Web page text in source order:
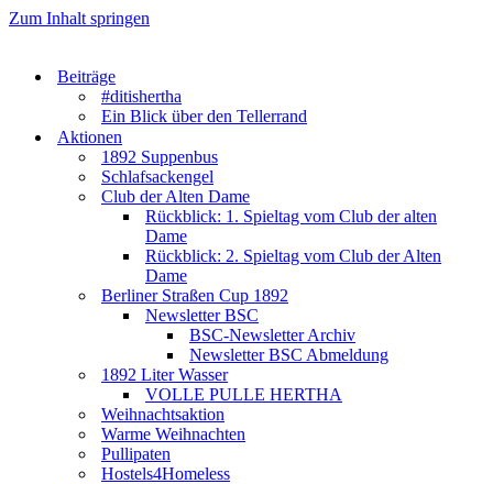
Zum Inhalt springen
Beiträge
#ditishertha
Ein Blick über den Tellerrand
Aktionen
1892 Suppenbus
Schlafsackengel
Club der Alten Dame
Rückblick: 1. Spieltag vom Club der alten
Dame
Rückblick: 2. Spieltag vom Club der Alten
Dame
Berliner Straßen Cup 1892
Newsletter BSC
BSC-Newsletter Archiv
Newsletter BSC Abmeldung
1892 Liter Wasser
VOLLE PULLE HERTHA
Weihnachtsaktion
Warme Weihnachten
Pullipaten
Hostels4Homeless